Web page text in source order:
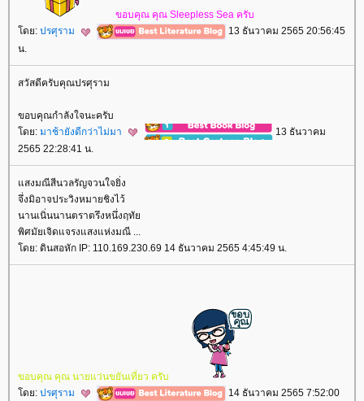
ขอบคุณ​ คุณ​ Sleepless Sea ครับ​
ดย: ปรศุราม
13 ธันวาคม 2565 20:56:45
น.
สวัสดีครับคุณปรศุราม
ขอบคุณกำลังใจนะครับ
ดย: มาช้ายังดีกว่าไม่มา
13 ธันวาคม
2565 22:28:41 น.
สงมณีสีนวลรัญจวนใจยิ่ง
จึ่งมิอาจประวิงหมายชิงไว้
นานเนิ่นนานตราตรึงหนึ่งฤทั
พิศมัยเจิดแจรงแสงแห่งมณี ...
ดย: ดินสอหัก IP: 110.169.230.69 14 ธันวาคม 2565 4:45:49 น.
ขอบคุณ​ คุณ​ นาย​แว่น​ขยัน​เที่ยว​ ครับ​
ดย: ปรศุราม
14 ธันวาคม 2565 7:52:00